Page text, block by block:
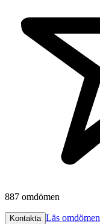
887 omdömen
Kontakta Läs omdömen